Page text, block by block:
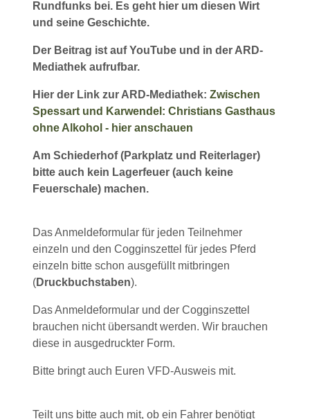
Rundfunks bei. Es geht hier um diesen Wirt
und seine Geschichte.
Der Beitrag ist auf YouTube und in der ARD-
Mediathek aufrufbar.
Hier der Link zur ARD-Mediathek: Zwischen
Spessart und Karwendel: Christians Gasthaus
ohne Alkohol - hier anschauen
Am Schiederhof (Parkplatz und Reiterlager)
bitte auch kein Lagerfeuer (auch keine
Feuerschale) machen.
Das Anmeldeformular für jeden Teilnehmer
einzeln und den Cogginszettel für jedes Pferd
einzeln bitte schon ausgefüllt mitbringen
(Druckbuchstaben).
Das Anmeldeformular und der Cogginszettel
brauchen nicht übersandt werden. Wir brauchen
diese in ausgedruckter Form.
Bitte bringt auch Euren VFD-Ausweis mit.
Teilt uns bitte auch mit, ob ein Fahrer benötigt